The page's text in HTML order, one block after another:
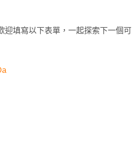
迎填寫以下表單，一起探索下一個可